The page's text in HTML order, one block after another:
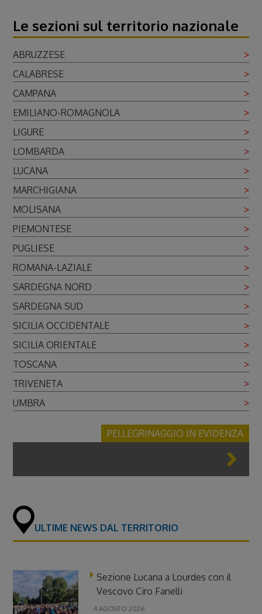
Le sezioni sul territorio nazionale
ABRUZZESE
>
CALABRESE
>
CAMPANA
>
EMILIANO-ROMAGNOLA
>
LIGURE
>
LOMBARDA
>
LUCANA
>
MARCHIGIANA
>
MOLISANA
>
PIEMONTESE
>
PUGLIESE
>
ROMANA-LAZIALE
>
SARDEGNA NORD
>
SARDEGNA SUD
>
SICILIA OCCIDENTALE
>
SICILIA ORIENTALE
>
TOSCANA
>
TRIVENETA
>
UMBRA
>
PELLEGRINAGGIO IN EVIDENZA
ULTIME NEWS DAL TERRITORIO
Sezione Lucana a Lourdes con il
Vescovo Ciro Fanelli
4 AGOSTO 2026